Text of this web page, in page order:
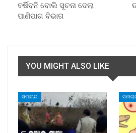
ବର୍ଷିବନି ବୋଲି ସୂଚନା ଦେଲା
ପାଣିପାଗ ବିଭାଗ
YOU MIGHT ALSO LIKE
ସମାଚାର